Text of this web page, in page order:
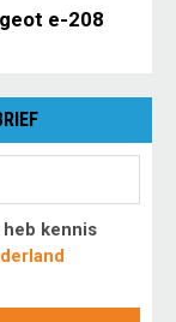
e-208
kennis